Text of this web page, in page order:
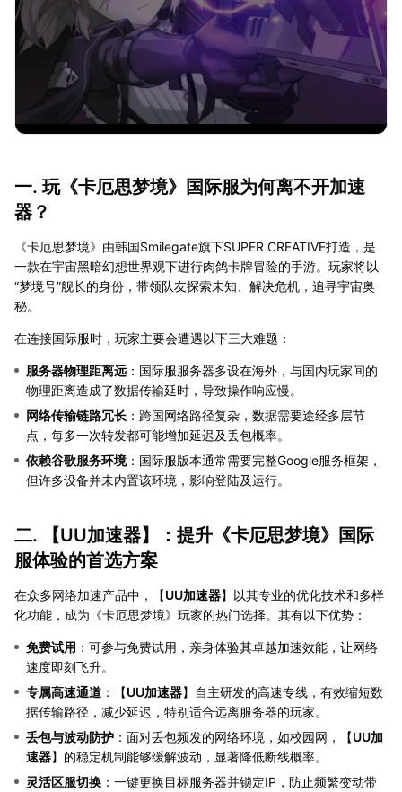
一. 玩《卡厄思梦境》国际服为何离不开加速
器？
《卡厄思梦境》由韩国Smilegate旗下SUPER CREATIVE打造，是
一款在宇宙黑暗幻想世界观下进行肉鸽卡牌冒险的手游。玩家将以
“梦境号”舰长的身份，带领队友探索未知、解决危机，追寻宇宙奥
秘。
在连接国际服时，玩家主要会遭遇以下三大难题：
服务器物理距离远 ：国际服服务器多设在海外，与国内玩家间的
物理距离造成了数据传输延时，导致操作响应慢。
网络传输链路冗长 ：跨国网络路径复杂，数据需要途经多层节
点，每多一次转发都可能增加延迟及丢包概率。
依赖谷歌服务环境：国际服版本通常需要完整Google服务框架，
但许多设备并未内置该环境，影响登陆及运行。
二. 【UU加速器】：提升《卡厄思梦境》国际
服体验的首选方案
在众多网络加速产品中，【UU加速器】以其专业的优化技术和多样
化功能，成为《卡厄思梦境》玩家的热门选择。其有以下优势：
免费试用 ：可参与免费试用，亲身体验其卓越加速效能，让网络
速度即刻飞升。
专属高速通道 ：【UU加速器】自主研发的高速专线，有效缩短数
据传输路径，减少延迟，特别适合远离服务器的玩家。
丢包与波动防护 ：面对丢包频发的网络环境，如校园网，【UU加
速器】的稳定机制能够缓解波动，显著降低断线概率。
灵活区服切换 ：一键更换目标服务器并锁定IP，防止频繁变动带